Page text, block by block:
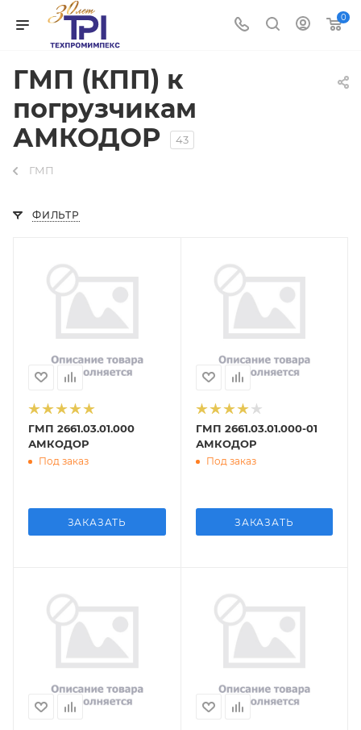
0
ГМП (КПП) к
погрузчикам
АМКОДОР
43
ГМП
ФИЛЬТР
ГМП 2661.03.01.000
АМКОДОР
Под заказ
ЗАКАЗАТЬ
ГМП 2661.03.01.000-01
АМКОДОР
Под заказ
ЗАКАЗАТЬ